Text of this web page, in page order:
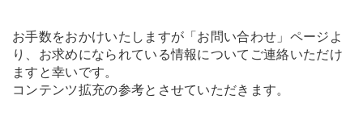
お手数をおかけいたしますが「 お問い合わせ 」ページよ
り、お求めになられている情報についてご連絡いただけ
ますと幸いです。
コンテンツ拡充の参考とさせていただきます。